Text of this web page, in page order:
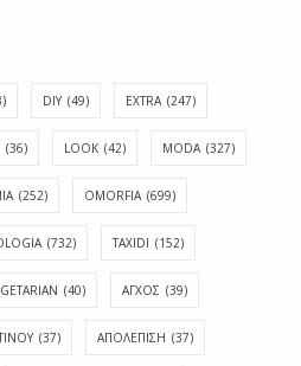
DIY (49) EXTRA (247)
(36) LOOK (42) MODA (327)
(252) OMORFIA (699)
(732) TAXIDI (152)
(40) ΑΓΧΟΣ (39)
(37) ΑΠΟΛΈΠΙΣΗ (37)